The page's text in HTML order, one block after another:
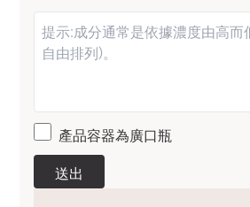
產品容器為廣口瓶
送出